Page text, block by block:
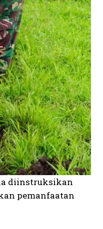
diinstruksikan
pemanfaatan